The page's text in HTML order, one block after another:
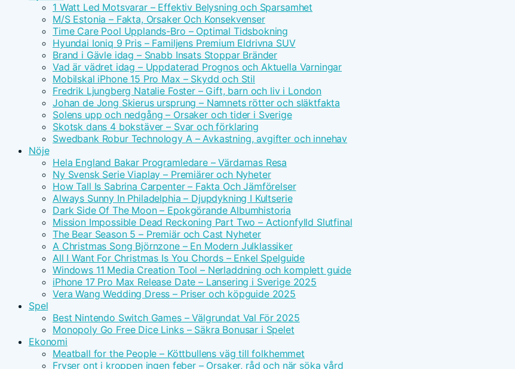
1 Watt Led Motsvarar – Effektiv Belysning och Sparsamhet
M/S Estonia – Fakta, Orsaker Och Konsekvenser
Time Care Pool Upplands-Bro – Optimal Tidsbokning
Hyundai Ioniq 9 Pris – Familjens Premium Eldrivna SUV
Brand i Gävle idag – Snabb Insats Stoppar Bränder
Vad är vädret idag – Uppdaterad Prognos och Aktuella Varningar
Mobilskal iPhone 15 Pro Max – Skydd och Stil
Fredrik Ljungberg Natalie Foster – Gift, barn och liv i London
Johan de Jong Skierus ursprung – Namnets rötter och släktfakta
Solens upp och nedgång – Orsaker och tider i Sverige
Skotsk dans 4 bokstäver – Svar och förklaring
Swedbank Robur Technology A – Avkastning, avgifter och innehav
Nöje
Hela England Bakar Programledare – Värdarnas Resa
Ny Svensk Serie Viaplay – Premiärer och Nyheter
How Tall Is Sabrina Carpenter – Fakta Och Jämförelser
Always Sunny In Philadelphia – Djupdykning I Kultserie
Dark Side Of The Moon – Epokgörande Albumhistoria
Mission Impossible Dead Reckoning Part Two – Actionfylld Slutfinal
The Bear Season 5 – Premiär och Cast Nyheter
A Christmas Song Björnzone – En Modern Julklassiker
All I Want For Christmas Is You Chords – Enkel Spelguide
Windows 11 Media Creation Tool – Nerladdning och komplett guide
iPhone 17 Pro Max Release Date – Lansering i Sverige 2025
Vera Wang Wedding Dress – Priser och köpguide 2025
Spel
Best Nintendo Switch Games – Välgrundat Val För 2025
Monopoly Go Free Dice Links – Säkra Bonusar i Spelet
Ekonomi
Meatball for the People – Köttbullens väg till folkhemmet
Fryser ont i kroppen ingen feber – Orsaker, råd och när söka vård